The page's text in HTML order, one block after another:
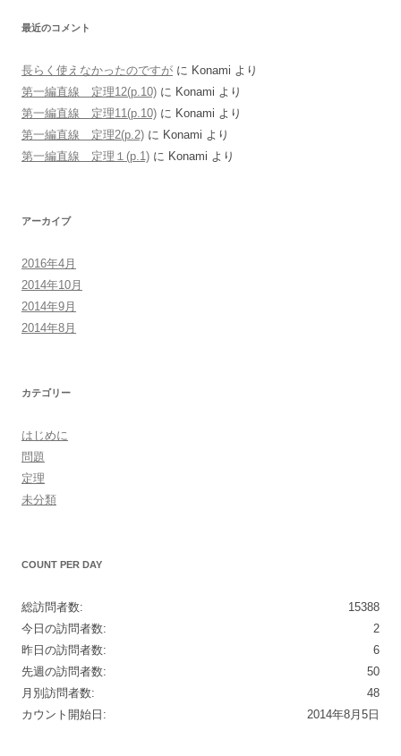
最近のコメント
長らく使えなかったのですが に Konami より
第一編直線 定理12(p.10) に Konami より
第一編直線 定理11(p.10) に Konami より
第一編直線 定理2(p.2) に Konami より
第一編直線 定理１(p.1) に Konami より
アーカイブ
2016年4月
2014年10月
2014年9月
2014年8月
カテゴリー
はじめに
問題
定理
未分類
COUNT PER DAY
15388
総訪問者数:
2
今日の訪問者数:
6
昨日の訪問者数:
50
先週の訪問者数:
48
月別訪問者数:
2014年8月5日
カウント開始日: